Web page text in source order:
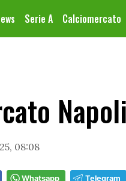
Serie A Calciomercato
08:08
Whatsapp Telegram